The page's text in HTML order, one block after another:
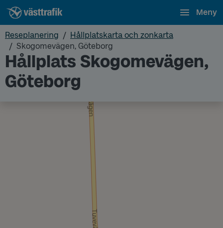
Meny
Reseplanering
Hållplatskarta och zonkarta
Skogomevägen, Göteborg
Hållplats Skogomevägen,
Göteborg